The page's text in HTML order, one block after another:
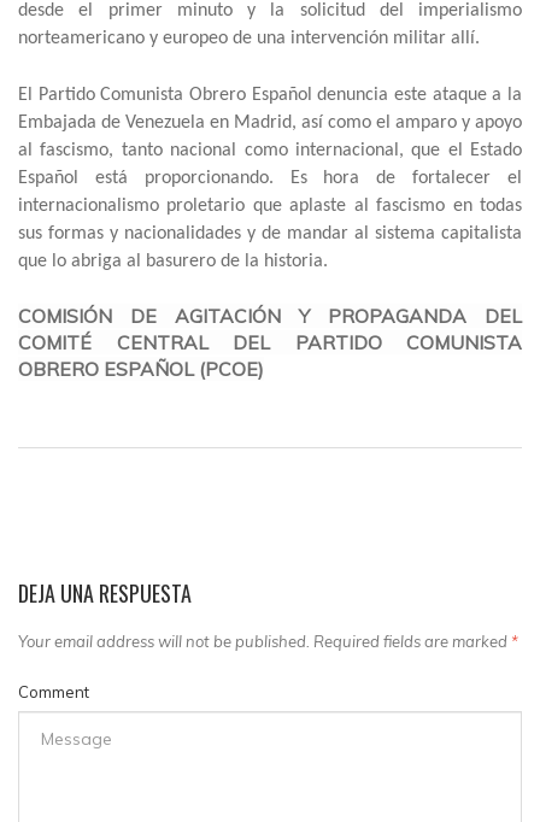
desde el primer minuto y la solicitud del imperialismo
norteamericano y europeo de una intervención militar allí.
El Partido Comunista Obrero Español denuncia este ataque a la
Embajada de Venezuela en Madrid, así como el amparo y apoyo
al fascismo, tanto nacional como internacional, que el Estado
Español está proporcionando. Es hora de fortalecer el
internacionalismo proletario que aplaste al fascismo en todas
sus formas y nacionalidades y de mandar al sistema capitalista
que lo abriga al basurero de la historia.
COMISIÓN DE AGITACIÓN Y PROPAGANDA DEL
COMITÉ CENTRAL DEL PARTIDO COMUNISTA
OBRERO ESPAÑOL (PCOE)
DEJA UNA RESPUESTA
Your email address will not be published. Required fields are marked *
Comment